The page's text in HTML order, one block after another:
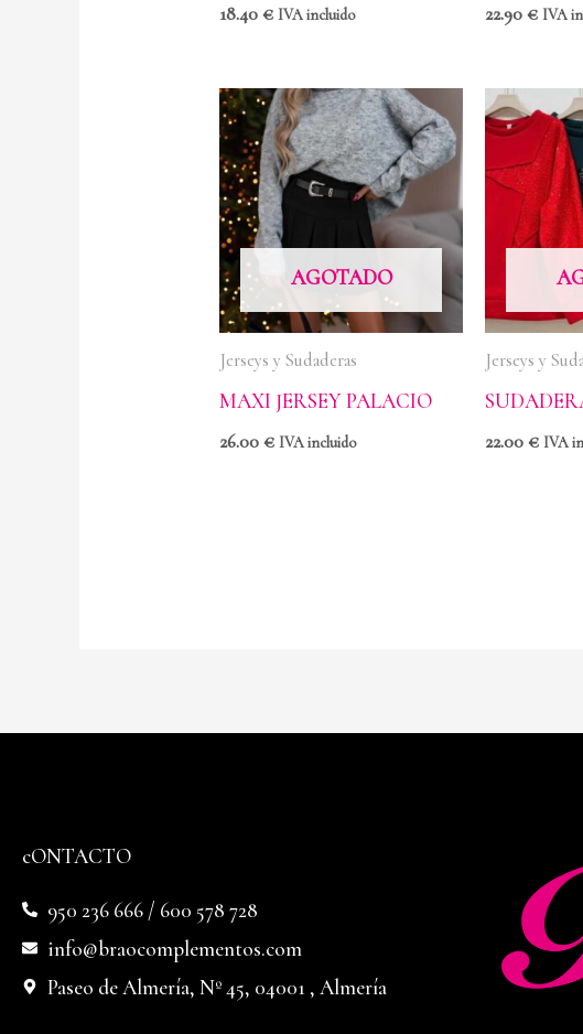
18.40€ IVA incluido 22.90€ IVA
AGOTADO
Jerseys y Sudaderas
MAXI JERSEY PALACIO
26.00€ IVA incluido
Jerseys y
22.00€ IVA
cONTACTO
950 236 666 / 600 578 728
info@braocomplementos.com
Paseo de Almería, Nº 45, 04001 , Almería